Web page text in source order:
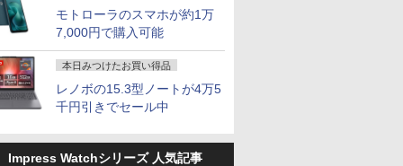
モトローラのスマホが約1万
7,000円で購入可能
本日みつけたお買い得品
レノボの15.3型ノートが4万5
千円引きでセール中
Impress Watchシリーズ 人気記事